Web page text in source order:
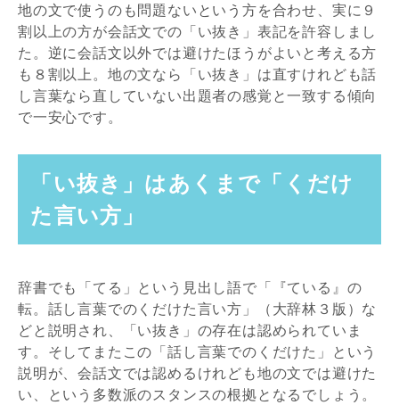
地の文で使うのも問題ないという方を合わせ、実に９
割以上の方が会話文での「い抜き」表記を許容しまし
た。逆に会話文以外では避けたほうがよいと考える方
も８割以上。地の文なら「い抜き」は直すけれども話
し言葉なら直していない出題者の感覚と一致する傾向
で一安心です。
「い抜き」はあくまで「くだけ
た言い方」
辞書でも「てる」という見出し語で「『ている』の
転。話し言葉でのくだけた言い方」（大辞林３版）な
どと説明され、「い抜き」の存在は認められていま
す。そしてまたこの「話し言葉でのくだけた」という
説明が、会話文では認めるけれども地の文では避けた
い、という多数派のスタンスの根拠となるでしょう。